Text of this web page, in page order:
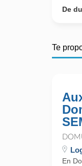
De
Te
En